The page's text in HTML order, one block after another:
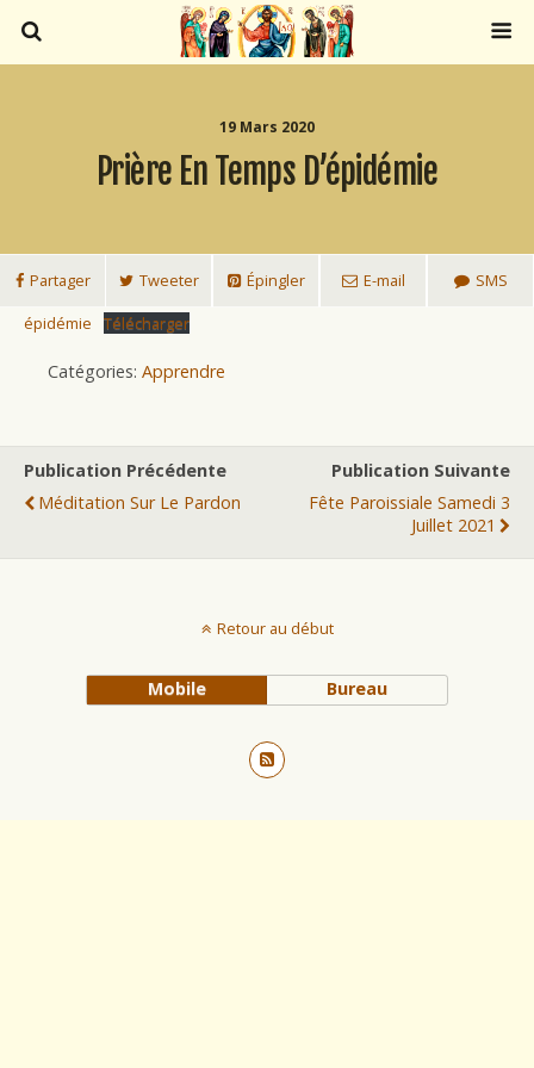
19 Mars 2020
Prière En Temps D’épidémie
Partager Tweeter Épingler E-mail
SMS
épidémie
Télécharger
Catégories: Apprendre
Publication Précédente
Méditation Sur Le Pardon
Publication Suivante
Fête Paroissiale Samedi 3
Juillet 2021
Retour au début
Mobile Bureau